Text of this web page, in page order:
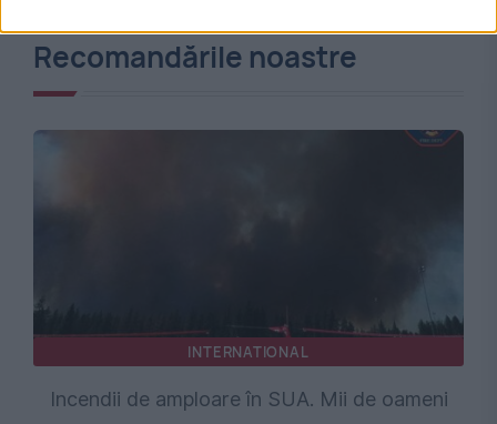
Recomandările noastre
INTERNATIONAL
Incendii de amploare în SUA. Mii de oameni